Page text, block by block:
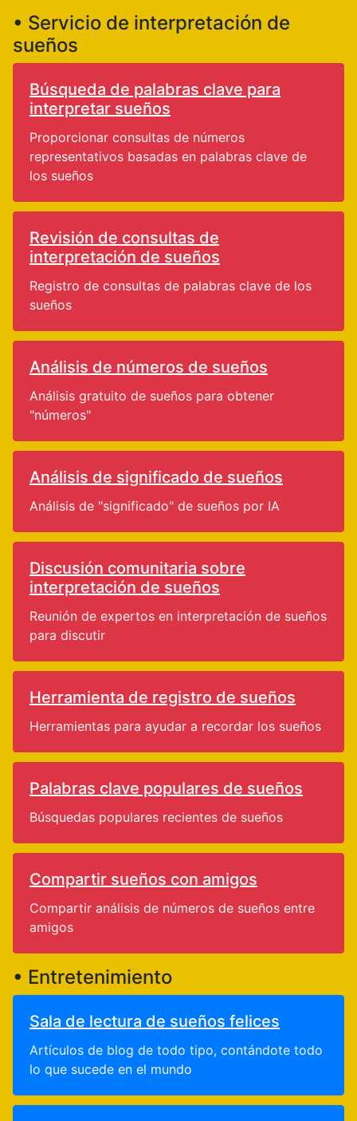
• Servicio de interpretación de
sueños
Búsqueda de palabras clave para
interpretar sueños
Proporcionar consultas de números
representativos basadas en palabras clave de
los sueños
Revisión de consultas de
interpretación de sueños
Registro de consultas de palabras clave de los
sueños
Análisis de números de sueños
Análisis gratuito de sueños para obtener
"números"
Análisis de significado de sueños
Análisis de "significado" de sueños por IA
Discusión comunitaria sobre
interpretación de sueños
Reunión de expertos en interpretación de sueños
para discutir
Herramienta de registro de sueños
Herramientas para ayudar a recordar los sueños
Palabras clave populares de sueños
Búsquedas populares recientes de sueños
Compartir sueños con amigos
Compartir análisis de números de sueños entre
amigos
• Entretenimiento
Sala de lectura de sueños felices
Artículos de blog de todo tipo, contándote todo
lo que sucede en el mundo